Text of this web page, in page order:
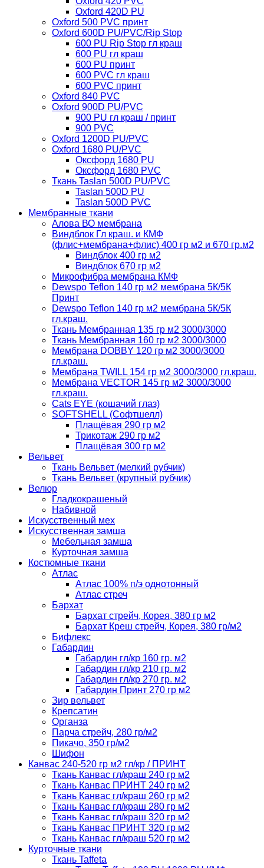
Oxford 420D PU
Oxford 500 PVC принт
Oxford 600D PU/PVC/Rip Stop
600 PU Rip Stop гл краш
600 PU гл краш
600 PU принт
600 PVC гл краш
600 PVC принт
Oxford 840 PVC
Oxford 900D PU/PVC
900 PU гл краш / принт
900 PVC
Oxford 1200D PU/PVC
Oxford 1680 PU/PVC
Оксфорд 1680 PU
Оксфорд 1680 PVC
Ткань Taslan 500D PU/PVC
Taslan 500D PU
Taslan 500D PVC
Мембранные ткани
Алова ВО мембрана
Виндблок Гл краш. и КМФ
(флис+мембрана+флис) 400 гр м2 и 670 гр.м2
Виндблок 400 гр м2
Виндблок 670 гр м2
Микрофибра мембрана КМФ
Dewspo Teflon 140 гр м2 мембрана 5К/5К
Принт
Dewspo Teflon 140 гр м2 мембрана 5К/5К
гл.краш.
Ткань Мембранная 135 гр м2 3000/3000
Ткань Мембранная 160 гр м2 3000/3000
Мембрана DOBBY 120 гр м2 3000/3000
гл.краш.
Мембрана TWILL 154 гр м2 3000/3000 гл.краш.
Мембрана VECTOR 145 гр м2 3000/3000
гл.краш.
Cats EYE (кошачий глаз)
SOFTSHELL (Софтшелл)
Плащёвая 290 гр м2
Трикотаж 290 гр м2
Плащёвая 300 гр м2
Вельвет
Ткань Вельвет (мелкий рубчик)
Ткань Вельвет (крупный рубчик)
Велюр
Гладкокрашеный
Набивной
Искусственный мех
Искусственная замша
Мебельная замша
Курточная замша
Костюмные ткани
Атлас
Атлас 100% п/э однотонный
Атлас стреч
Бархат
Бархат стрейч, Корея, 380 гр м2
Бархат Креш стрейч, Корея, 380 гр/м2
Бифлекс
Габардин
Габардин гл/кр 160 гр. м2
Габардин гл/кр 210 гр. м2
Габардин гл/кр 270 гр. м2
Габардин Принт 270 гр м2
Зир вельвет
Крепсатин
Органза
Парча стрейч, 280 гр/м2
Пикачо, 350 гр/м2
Шифон
Канвас 240-520 гр м2 гл/кр / ПРИНТ
Ткань Канвас гл/краш 240 гр м2
Ткань Канвас ПРИНТ 240 гр м2
Ткань Канвас гл/краш 260 гр м2
Ткань Канвас гл/краш 280 гр м2
Ткань Канвас гл/краш 320 гр м2
Ткань Канвас ПРИНТ 320 гр м2
Ткань Канвас гл/краш 520 гр м2
Курточные ткани
Ткань Taffeta